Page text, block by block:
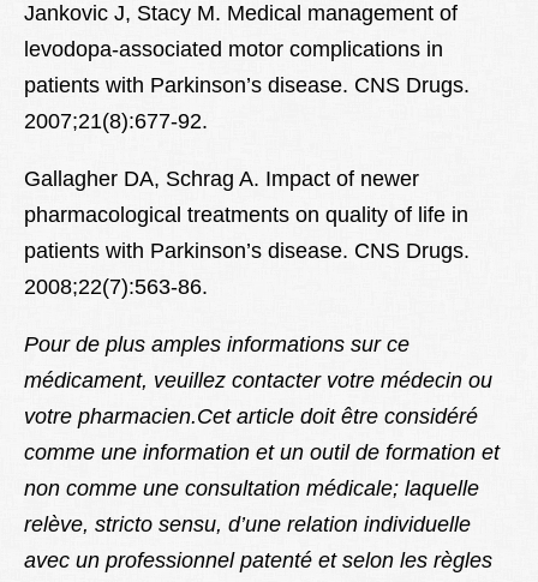
Jankovic J, Stacy M. Medical management of
levodopa-associated motor complications in
patients with Parkinson’s disease. CNS Drugs.
2007;21(8):677-92.
Gallagher DA, Schrag A. Impact of newer
pharmacological treatments on quality of life in
patients with Parkinson’s disease. CNS Drugs.
2008;22(7):563-86.
Pour de plus amples informations sur ce
médicament, veuillez contacter votre médecin ou
votre pharmacien.Cet article doit être considéré
comme une information et un outil de formation et
non comme une consultation médicale; laquelle
relève, stricto sensu, d’une relation individuelle
avec un professionnel patenté et selon les règles